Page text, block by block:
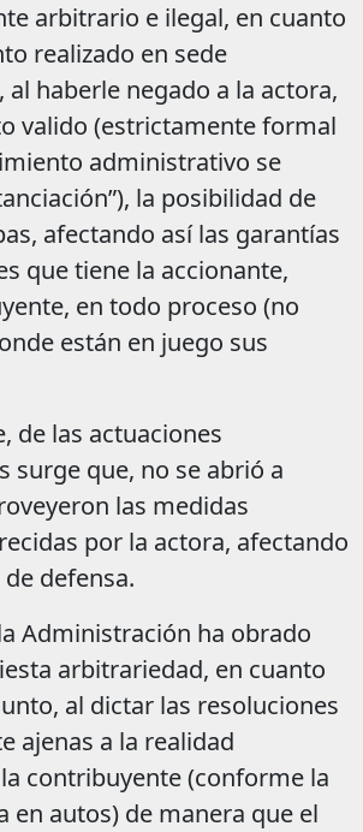
arbitrario e ilegal, en cuanto
realizado en sede
haberle negado a la actora,
valido (estrictamente formal
administrativo se
la posibilidad de
afectando así las garantías
que tiene la accionante,
en todo proceso (no
están en juego sus
de las actuaciones
surge que, no se abrió a
las medidas
por la actora, afectando
defensa.
Administración ha obrado
arbitrariedad, en cuanto
al dictar las resoluciones
ajenas a la realidad
contribuyente (conforme la
en autos) de manera que el